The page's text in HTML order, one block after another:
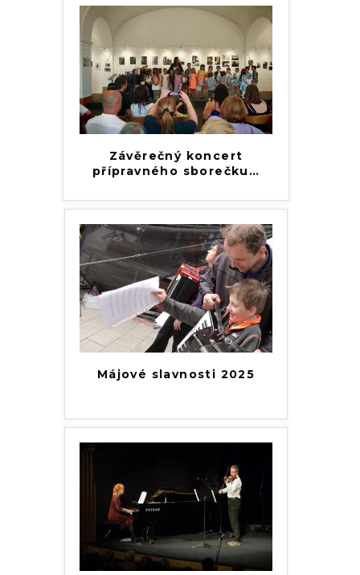
Závěrečný koncert
přípravného sborečku …
Májové slavnosti 2025